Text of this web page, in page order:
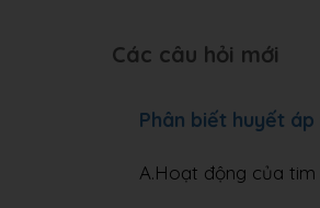
Các câu hỏi mới
Phân biết huyết
A.Hoạt động của